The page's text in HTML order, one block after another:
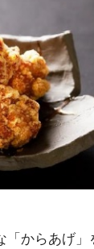
「からあげ」